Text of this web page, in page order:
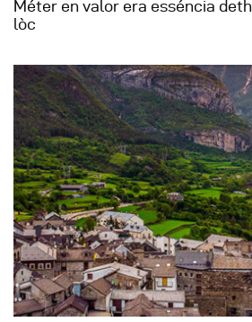
Méter en valor era esséncia deth
lòc